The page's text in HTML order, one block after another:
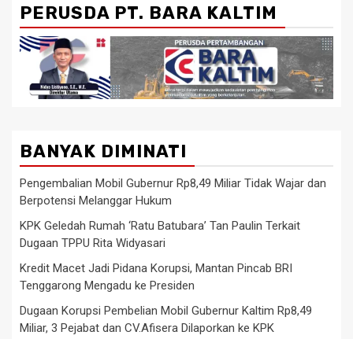
PERUSDA PT. BARA KALTIM
BANYAK DIMINATI
Pengembalian Mobil Gubernur Rp8,49 Miliar Tidak Wajar dan
Berpotensi Melanggar Hukum
KPK Geledah Rumah ‘Ratu Batubara’ Tan Paulin Terkait
Dugaan TPPU Rita Widyasari
Kredit Macet Jadi Pidana Korupsi, Mantan Pincab BRI
Tenggarong Mengadu ke Presiden
Dugaan Korupsi Pembelian Mobil Gubernur Kaltim Rp8,49
Miliar, 3 Pejabat dan CV.Afisera Dilaporkan ke KPK